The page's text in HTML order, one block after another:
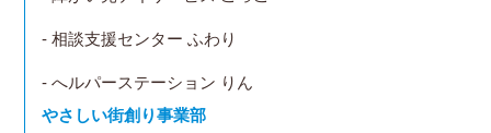
- 相談支援センター ふわり
- へルパーステーション りん
やさしい街創り事業部